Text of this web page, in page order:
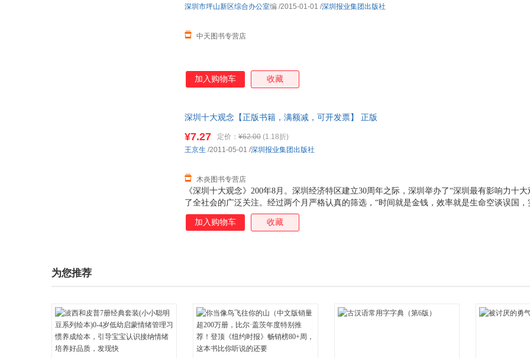
中天图书专营店
深圳市坪山新区综合办公室编 /2015-01-01 /深圳报业集团出版社
加入购物车 收藏
深圳十大观念【正版书籍，满额减，可开发票】 正版
《深圳十大观念》200年8月。深圳经济特区建立30周年之际，深圳举办了“深圳最有影响力十
了全社会的广泛关注。经过两个月严格认真的筛选，“时间就是金钱，效率就是生命空谈误国
爱读书而受人尊重”等入选深圳“十大观念”。在我的印象中，一座城市以“观念”为主题开展评选
多。这场声势浩大的评选活动之所以产生广泛影响，在深圳这块改革开放的热土上诞生的“十
¥7.27 定价： ¥62.00 (1.18折)
木炎图书专营店
王京生 /2011-05-01 /深圳报业集团出版社
加入购物车 收藏
为您推荐